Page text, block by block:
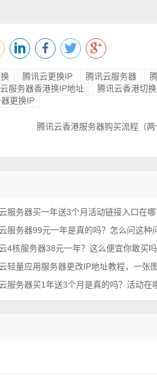
腾讯云更换IP 腾讯云服务器
服务器香港换IP地址 腾讯云香港切
更换IP
腾讯云香港服务器购买流程（两
服务器99元一年是真的吗？怎么问这种